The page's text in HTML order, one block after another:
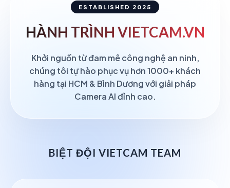
ESTABLISHED 2025
HÀNH TRÌNH VIETCAM.VN
Khởi nguồn từ đam mê công nghệ an ninh,
chúng tôi tự hào phục vụ hơn 1000+ khách
hàng tại HCM & Bình Dương với giải pháp
Camera AI đỉnh cao.
BIỆT ĐỘI VIETCAM TEAM